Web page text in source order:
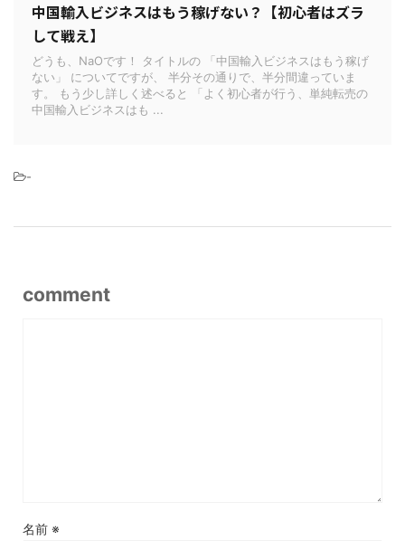
中国輸入ビジネスはもう稼げない？【初心者はズラ
して戦え】
どうも、NaOです！ タイトルの 「中国輸入ビジネスはもう稼げ
ない」 についてですが、 半分その通りで、半分間違っていま
す。 もう少し詳しく述べると 「よく初心者が行う、単純転売の
中国輸入ビジネスはも ...
-
comment
名前 ※